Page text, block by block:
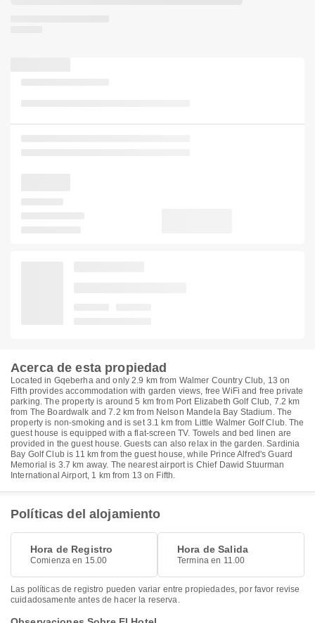
Acerca de esta propiedad
Located in Gqeberha and only 2.9 km from Walmer Country Club, 13 on
Fifth provides accommodation with garden views, free WiFi and free private
parking. The property is around 5 km from Port Elizabeth Golf Club, 7.2 km
from The Boardwalk and 7.2 km from Nelson Mandela Bay Stadium. The
property is non-smoking and is set 3.1 km from Little Walmer Golf Club. The
guest house is equipped with a flat-screen TV. Towels and bed linen are
provided in the guest house. Guests can also relax in the garden. Sardinia
Bay Golf Club is 11 km from the guest house, while Prince Alfred's Guard
Memorial is 3.7 km away. The nearest airport is Chief Dawid Stuurman
International Airport, 1 km from 13 on Fifth.
Políticas del alojamiento
Hora de Registro
Comienza en 15.00
Hora de Salida
Termina en 11.00
Las políticas de registro pueden variar entre propiedades, por favor revise
cuidadosamente antes de hacer la reserva.